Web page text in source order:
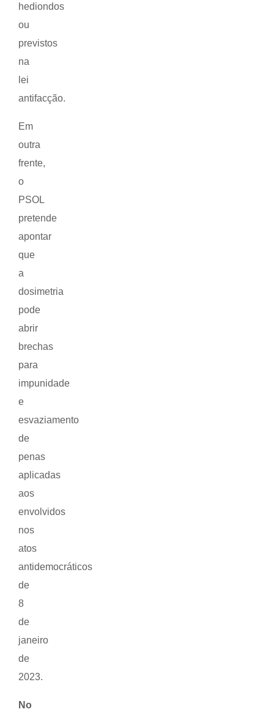
hediondos
ou
previstos
na
lei
antifacção.
Em
outra
frente,
o
PSOL
pretende
apontar
que
a
dosimetria
pode
abrir
brechas
para
impunidade
e
esvaziamento
de
penas
aplicadas
aos
envolvidos
nos
atos
antidemocráticos
de
8
de
janeiro
de
2023.
No